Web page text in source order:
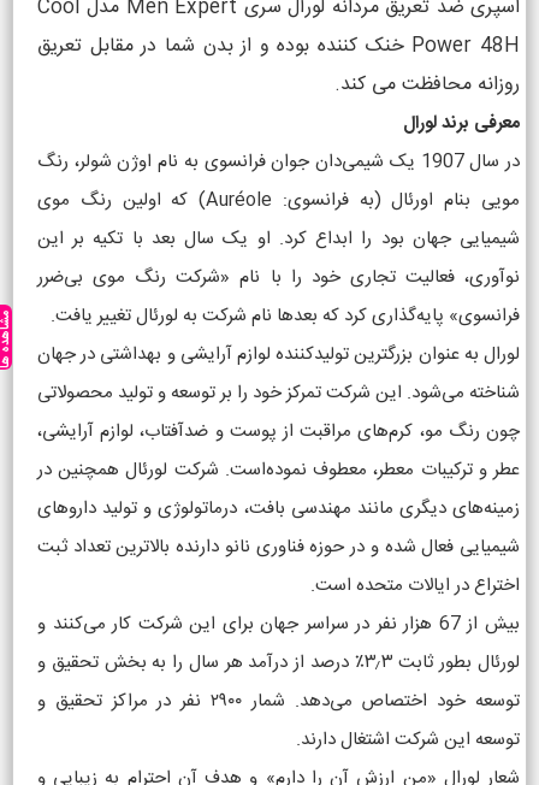
اسپری ضد تعریق مردانه لورآل سری Men Expert مدل Cool
Power 48H خنک کننده بوده و از بدن شما در مقابل تعریق
روزانه محافظت می کند.
معرفی برند لورال
در سال 1907 یک شیمی‌دان جوان فرانسوی به نام اوژن شولر، رنگ
مویی بنام اورئال (به فرانسوی: Auréole) که اولین رنگ موی
شیمیایی جهان بود را ابداع کرد. او یک سال بعد با تکیه بر این
نوآوری، فعالیت تجاری خود را با نام «شرکت رنگ موی بی‌ضرر
فرانسوی» پایه‌گذاری کرد که بعدها نام شرکت به لورئال تغییر یافت.
لورال به عنوان بزرگترین تولیدکننده لوازم آرایشی و بهداشتی در جهان
شناخته می‌شود. این شرکت تمرکز خود را بر توسعه و تولید محصولاتی
چون رنگ مو، کرم‌های مراقبت از پوست و ضدآفتاب، لوازم آرایشی،
عطر و ترکیبات معطر، معطوف نموده‌است. شرکت لورئال همچنین در
زمینه‌های دیگری مانند مهندسی بافت، درماتولوژی و تولید داروهای
شیمیایی فعال شده و در حوزه فناوری نانو دارنده بالاترین تعداد ثبت
اختراع در ایالات متحده است.
بیش از 67 هزار نفر در سراسر جهان برای این شرکت کار می‌کنند و
لورئال بطور ثابت ۳٫۳٪ درصد از درآمد هر سال را به بخش تحقیق و
توسعه خود اختصاص می‌دهد. شمار ۲۹۰۰ نفر در مراکز تحقیق و
توسعه این شرکت اشتغال دارند.
شعار لورال «من ارزش آن را دارم» و هدف آن احترام به زیبایی و